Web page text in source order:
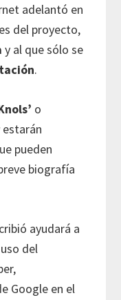
adelantó en
del proyecto,
y al que sólo se
.
o
estarán
pueden
biografía
ayudará a
del
Google en el